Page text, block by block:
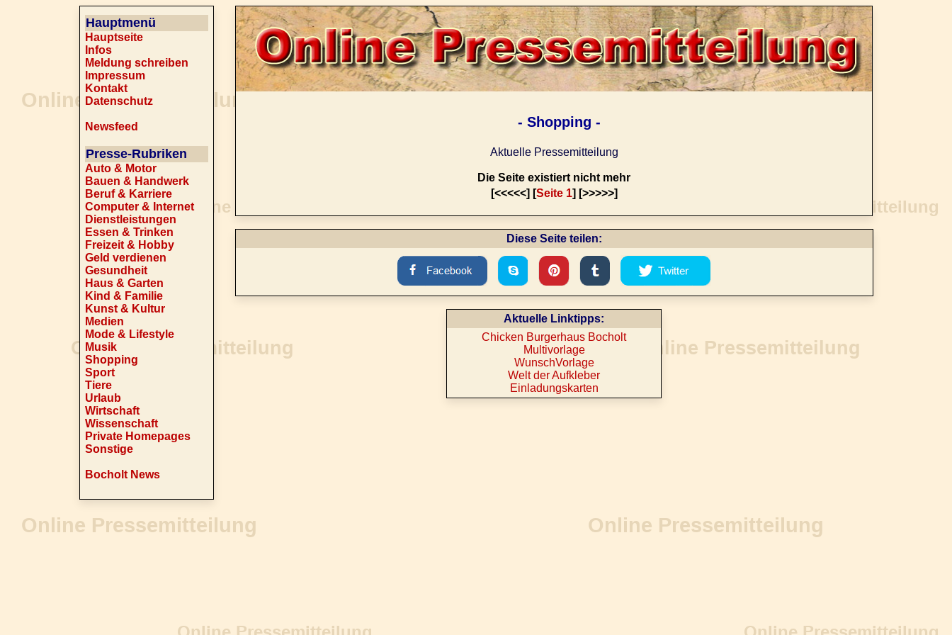
Hauptmenü
Hauptseite
Infos
Meldung schreiben
Impressum
Kontakt
Datenschutz
Newsfeed
Presse-Rubriken
Auto & Motor
Bauen & Handwerk
Beruf & Karriere
Computer & Internet
Dienstleistungen
Essen & Trinken
Freizeit & Hobby
Geld verdienen
Gesundheit
Haus & Garten
Kind & Familie
Kunst & Kultur
Medien
Mode & Lifestyle
Musik
Shopping
Sport
Tiere
Urlaub
Wirtschaft
Wissenschaft
Private Homepages
Sonstige
Bocholt News
- Shopping -
Aktuelle Pressemitteilung
Die Seite existiert nicht mehr
[<<<<<] [Seite 1] [>>>>>]
Diese Seite teilen:
Aktuelle Linktipps:
Chicken Burgerhaus Bocholt
Multivorlage
WunschVorlage
Welt der Aufkleber
Einladungskarten